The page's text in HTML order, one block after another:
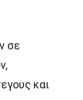
σε
και